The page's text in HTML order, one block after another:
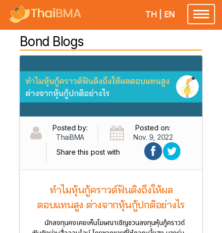
TH EN
Bond Blogs
Posted by:
ThaiBMA
Posted on:
Nov. 9, 2022
Share this post with
ทำไมหุ้นกู้คราวด์ฟันดิงถึงให้ผล
ตอบแทนสูง ต่างจากหุ้นกู้ปกติอย่างไร
นักลงทุนคงเคยเห็นโฆษณาเชิญชวนลงทุนหุ้นกู้คราวด์